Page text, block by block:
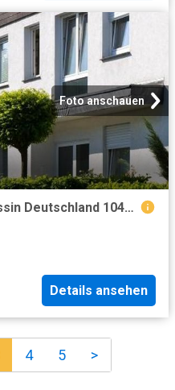
Foto anschauen
52 Schlafzimmer Haus Trossin Deutschland 104801775
Details ansehen
4 5 >